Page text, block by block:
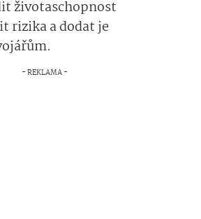
životaschopnost
rizika a dodat je